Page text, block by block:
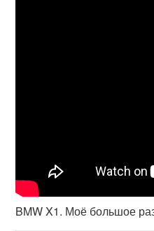
BMW X1. Моё большое